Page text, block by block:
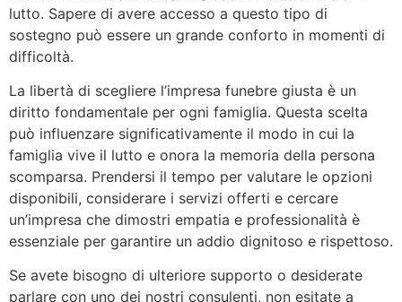
lutto. Sapere di avere accesso a questo tipo di
sostegno può essere un grande conforto in momenti di
difficoltà.
La libertà di scegliere l’impresa funebre giusta è un
diritto fondamentale per ogni famiglia. Questa scelta
può influenzare significativamente il modo in cui la
famiglia vive il lutto e onora la memoria della persona
scomparsa. Prendersi il tempo per valutare le opzioni
disponibili, considerare i servizi offerti e cercare
un’impresa che dimostri empatia e professionalità è
essenziale per garantire un addio dignitoso e rispettoso.
Se avete bisogno di ulteriore supporto o desiderate
parlare con uno dei nostri consulenti, non esitate a